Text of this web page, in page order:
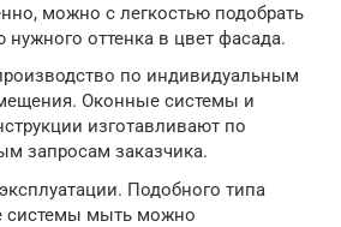
можно с легкостью подобрать
нужного оттенка в цвет фасада.
по индивидуальным
Оконные системы и
изготавливают по
запросам заказчика.
Подобного типа
системы мыть можно